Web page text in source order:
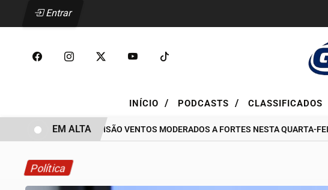
Entrar
INÍCIO / PODCASTS / CLASSIFICADOS
RIO TEM PREVISÃO VENTOS MODERADOS A FORTES NESTA QUARTA-FEIRA
EM ALTA
Política